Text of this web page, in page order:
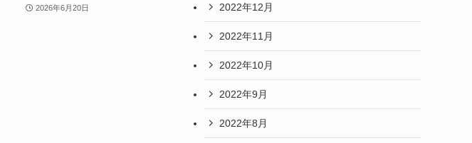
2026年6月20日 2022年12月
2022年11月
2022年10月
2022年9月
2022年8月